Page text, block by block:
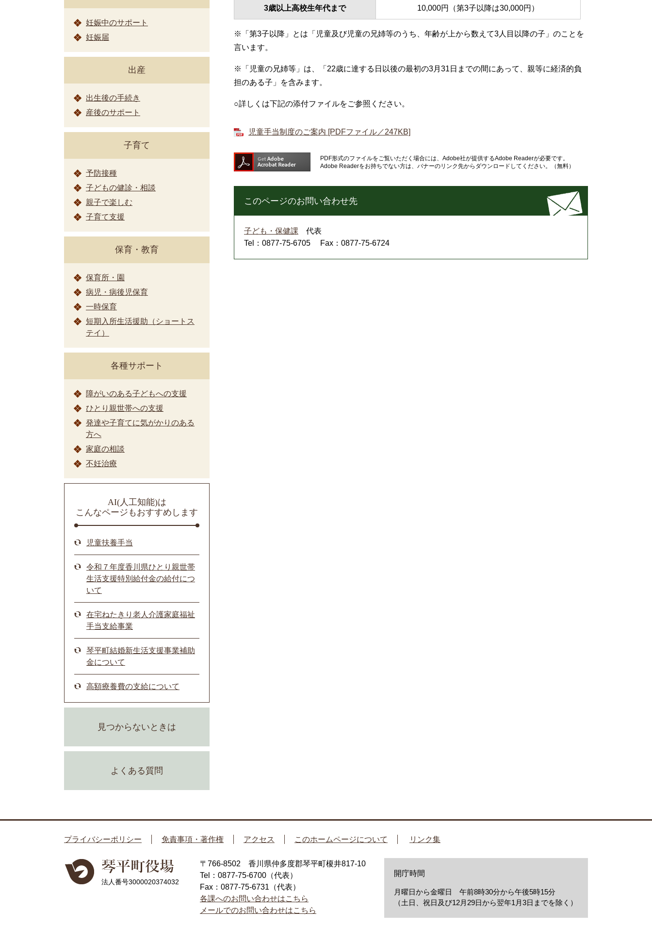
3歳以上高校生年代まで 10,000円（第3子以降は30,000円）
※「第3子以降」とは「児童及び児童の兄姉等のうち、年齢が上から数えて3人目以降の子」のことを
言います。
※「児童の兄姉等」は、「22歳に達する日以後の最初の3月31日までの間にあって、親等に経済的負
担のある子」を含みます。
○詳しくは下記の添付ファイルをご参照ください。
児童手当制度のご案内 [PDFファイル／247KB]
PDF形式のファイルをご覧いただく場合には、Adobe社が提供するAdobe Readerが必要です。
Adobe Readerをお持ちでない方は、バナーのリンク先からダウンロードしてください。（無料）
このページのお問い合わせ先
子ども・保健課
代表
Tel：0877-75-6705
Fax：0877-75-6724
妊娠中のサポート
妊娠届
出産
出生後の手続き
産後のサポート
子育て
予防接種
子どもの健診・相談
親子で楽しむ
子育て支援
保育・教育
保育所・園
病児・病後児保育
一時保育
短期入所生活援助（ショートス
テイ）
各種サポート
障がいのある子どもへの支援
ひとり親世帯への支援
発達や子育てに気がかりのある
方へ
家庭の相談
不妊治療
AI(人工知能)は
こんなページもおすすめします
児童扶養手当
令和７年度香川県ひとり親世帯
生活支援特別給付金の給付につ
いて
在宅ねたきり老人介護家庭福祉
手当支給事業
琴平町結婚新生活支援事業補助
金について
高額療養費の支給について
見つからないときは
よくある質問
プライバシーポリシー 免責事項・著作権 アクセス このホームページについて リンク集
法人番号3000020374032
〒766-8502 香川県仲多度郡琴平町榎井817-10
Tel：0877-75-6700（代表）
Fax：0877-75-6731（代表）
各課へのお問い合わせはこちら
メールでのお問い合わせはこちら
開庁時間
月曜日から金曜日 午前8時30分から午後5時15分
（土日、祝日及び12月29日から翌年1月3日までを除く）